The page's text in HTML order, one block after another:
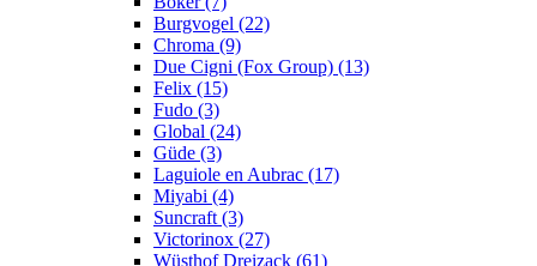
Burgvogel (22)
Chroma (9)
Due Cigni (Fox Group) (13)
Felix (15)
Fudo (3)
Global (24)
Güde (3)
Laguiole en Aubrac (17)
Miyabi (4)
Suncraft (3)
Victorinox (27)
Wüsthof Dreizack (61)